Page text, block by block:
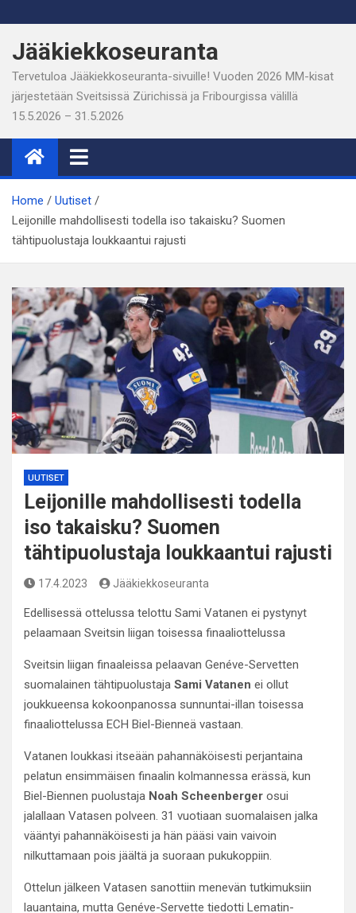
to
content
Jääkiekkoseuranta
Tervetuloa Jääkiekkoseuranta-sivuille! Vuoden 2026 MM-kisat
järjestetään Sveitsissä Zürichissä ja Fribourgissa välillä
15.5.2026 – 31.5.2026
Home
Uutiset
Leijonille mahdollisesti todella iso takaisku? Suomen
tähtipuolustaja loukkaantui rajusti
UUTISET
Leijonille mahdollisesti todella
iso takaisku? Suomen
tähtipuolustaja loukkaantui rajusti
17.4.2023 Jääkiekkoseuranta
Edellisessä ottelussa telottu Sami Vatanen ei pystynyt
pelaamaan Sveitsin liigan toisessa finaaliottelussa
Sveitsin liigan finaaleissa pelaavan Genéve-Servetten
suomalainen tähtipuolustaja Sami Vatanen ei ollut
joukkueensa kokoonpanossa sunnuntai-illan toisessa
finaaliottelussa ECH Biel-Bienneä vastaan.
Vatanen loukkasi itseään pahannäköisesti perjantaina
pelatun ensimmäisen finaalin kolmannessa erässä, kun
Biel-Biennen puolustaja Noah Scheenberger osui
jalallaan Vatasen polveen. 31 vuotiaan suomalaisen jalka
vääntyi pahannäköisesti ja hän pääsi vain vaivoin
nilkuttamaan pois jäältä ja suoraan pukukoppiin.
Ottelun jälkeen Vatasen sanottiin menevän tutkimuksiin
lauantaina, mutta Genéve-Servette tiedotti Lematin-